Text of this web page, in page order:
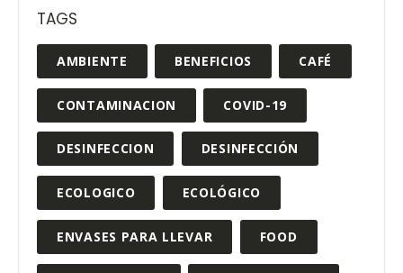
TAGS
AMBIENTE BENEFICIOS CAFÉ
CONTAMINACION COVID-19
DESINFECCION DESINFECCIÓN
ECOLOGICO ECOLÓGICO
ENVASES PARA LLEVAR FOOD